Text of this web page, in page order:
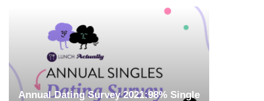
Annual Dating Survey 2021:98% Single